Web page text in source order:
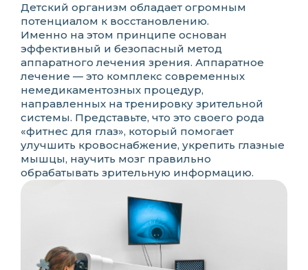
Детский организм обладает огромным
потенциалом к восстановлению.
Именно на этом принципе основан
эффективный и безопасный метод
аппаратного лечения зрения. Аппаратное
лечение — это комплекс современных
немедикаментозных процедур,
направленных на тренировку зрительной
системы. Представьте, что это своего рода
«фитнес для глаз», который помогает
улучшить кровоснабжение, укрепить глазные
мышцы, научить мозг правильно
обрабатывать зрительную информацию.